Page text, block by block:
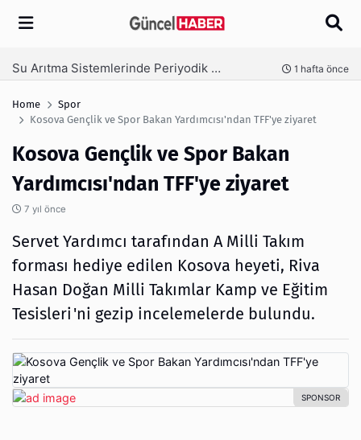
Arama 3 hafta önce
Home
Spor
Kosova Gençlik ve Spor Bakan Yardımcısı'ndan TFF'ye ziyaret
Kosova Gençlik ve Spor Bakan
Yardımcısı'ndan TFF'ye ziyaret
7 yıl önce
Servet Yardımcı tarafından A Milli Takım
forması hediye edilen Kosova heyeti, Riva
Hasan Doğan Milli Takımlar Kamp ve Eğitim
Tesisleri'ni gezip incelemelerde bulundu.